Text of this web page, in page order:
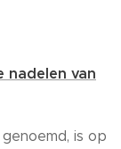
nadelen van
is op